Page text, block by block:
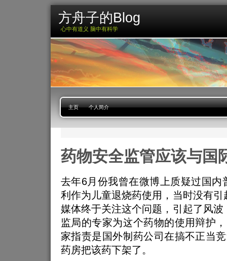
方舟子的Blog
心中有道义 脑中有科学
主页 个人简介
药物安全监管应该与国
去年6月份我曾在微博上质疑过国内
利作为儿童退烧药使用，当时没有引
媒体终于关注这个问题，引起了风波
监局的专家为这个药物的使用辩护
家指责是国外制药公司在搞不正当
药房把该药下架了。